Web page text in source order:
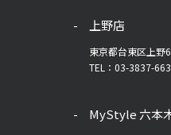
上野店
東京都台東区上野
TEL：03-3837-
MyStyle 六本